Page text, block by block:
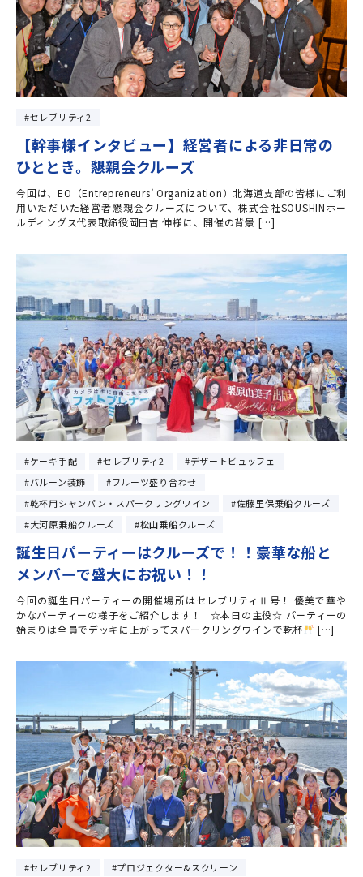
セレブリティ2
【幹事様インタビュー】経営者による非日常の
ひととき。懇親会クルーズ
今回は、EO（Entrepreneurs’ Organization）北海道支部の皆様にご利
用いただいた経営者懇親会クルーズについて、株式会社SOUSHINホー
ルディングス代表取締役岡田吉 伸様に、開催の背景 […]
ケーキ手配 セレブリティ2
デザートビュッフェ
バルーン装飾
フルーツ盛り合わせ
乾杯用シャンパン・スパークリングワイン
佐藤里保乗船クルーズ
大河原乗船クルーズ
松山乗船クルーズ
誕生日パーティーはクルーズで！！豪華な船と
メンバーで盛大にお祝い！！
今回の誕生日パーティーの開催場所はセレブリティⅡ号！ 優美で華や
かなパーティーの様子をご紹介します！ ☆本日の主役☆ パーティーの
始まりは全員でデッキに上がってスパークリングワインで乾杯
[…]
セレブリティ2
プロジェクター&スクリーン